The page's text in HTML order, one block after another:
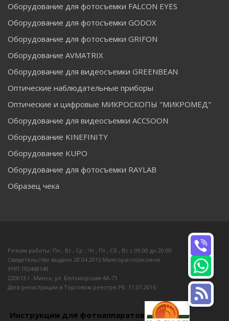
Оборудование для фотосъемки FALCON EYES
Оборудование для фотосъемки GODOX
Оборудование для фотосъемки GRIFON
Оборудование AVMATRIX
Оборудование для видеосъемки GREENBEAN
Оптические наблюдательные приборы
Оптические и цифровые МИКРОСКОПЫ "МИКРОМЕД"
Оборудование для видеосъемки ACCSOON
Оборудование KINEFINITY
Оборудование KUPO
Оборудование для фотосъемки RAYLAB
Образец чека
Режим работы: Пн , Вт , Ср , Чт , Пт , Сб , Вс c 09:00 до 20:00
Свидетельство выдано 28.04.2015 Мингорисполкомом
УНП 192468149
220013 г. Минск, ул. Беломорская 4А-71
Дата регистрации в Торговом реестре РБ: 11.01.2016
Инструкции для фотоаппаратов